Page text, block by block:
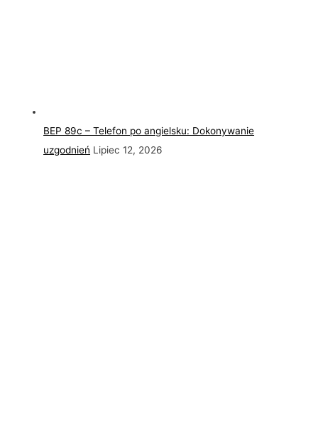
BEP 89c – Telefon po angielsku: Dokonywanie
uzgodnień Lipiec 12, 2026